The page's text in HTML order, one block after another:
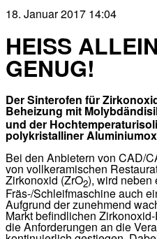
18. Januar 2017 14:04
HEISS
GENUG!
Der Sinterofen für
Beheizung mit
und der
polykristalliner
Bei den Anbietern von CAD/
von vollkeramischen
Zirkonoxid (ZrO2), wird neben
Fräs-/Schleifmaschine auch
Aufgrund der zunehmend
Markt befindlichen
die Anforderungen an die